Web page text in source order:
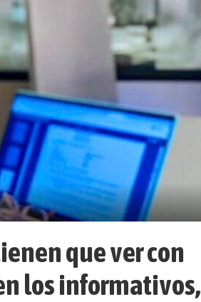
que ver con
los informativos,